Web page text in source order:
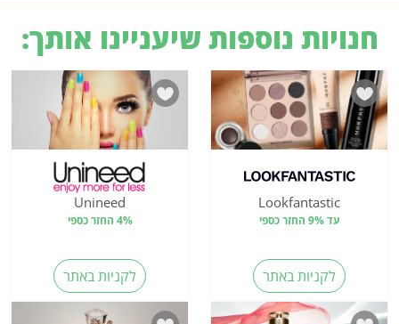
חנויות נוספות שיעניינו אותך:
Lookfantastic
עד 9% החזר כספי
לקניות באתר
Unineed
4% החזר כספי
לקניות באתר